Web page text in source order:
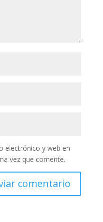
electrónico y web en
vez que comente.